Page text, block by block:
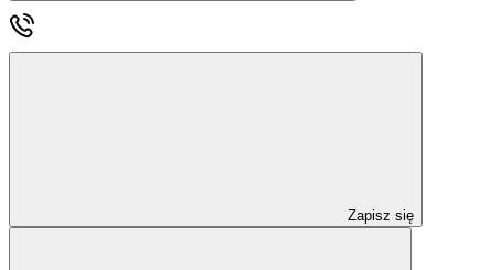
Zapisz się